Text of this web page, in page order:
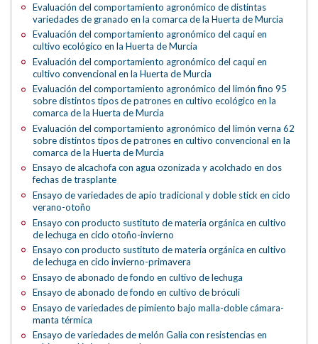
Evaluación del comportamiento agronómico de distintas
variedades de granado en la comarca de la Huerta de Murcia
Evaluación del comportamiento agronómico del caqui en
cultivo ecológico en la Huerta de Murcia
Evaluación del comportamiento agronómico del caqui en
cultivo convencional en la Huerta de Murcia
Evaluación del comportamiento agronómico del limón fino 95
sobre distintos tipos de patrones en cultivo ecológico en la
comarca de la Huerta de Murcia
Evaluación del comportamiento agronómico del limón verna 62
sobre distintos tipos de patrones en cultivo convencional en la
comarca de la Huerta de Murcia
Ensayo de alcachofa con agua ozonizada y acolchado en dos
fechas de trasplante
Ensayo de variedades de apio tradicional y doble stick en ciclo
verano-otoño
Ensayo con producto sustituto de materia orgánica en cultivo
de lechuga en ciclo otoño-invierno
Ensayo con producto sustituto de materia orgánica en cultivo
de lechuga en ciclo invierno-primavera
Ensayo de abonado de fondo en cultivo de lechuga
Ensayo de abonado de fondo en cultivo de bróculi
Ensayo de variedades de pimiento bajo malla-doble cámara-
manta térmica
Ensayo de variedades de melón Galia con resistencias en